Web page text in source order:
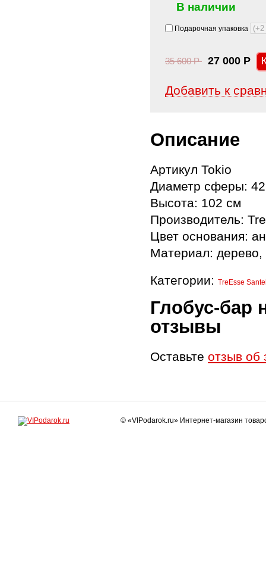
В наличии
Подарочная упаковка
35 600Р 27 000 Р
Добавить к
Описание
Артикул Tokio
Диаметр сферы:
Высота: 102 см
Производитель:
Цвет основания:
Материал:
Категории: TreEsse
Глобус-бар
отзывы
Оставьте отзыв об
© «VIPodarok.ru» Интернет-магазин